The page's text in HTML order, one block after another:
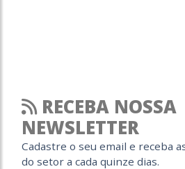
RECEBA NOSSA
NEWSLETTER
Cadastre o seu email e receba
do setor a cada quinze dias.